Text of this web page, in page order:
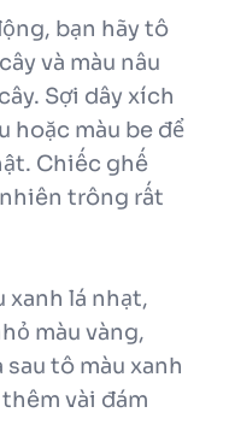
bạn hãy tô
và màu nâu
Sợi dây xích
hoặc màu be để
Chiếc ghế
trông rất
xanh lá nhạt,
màu vàng,
tô màu xanh
vài đám